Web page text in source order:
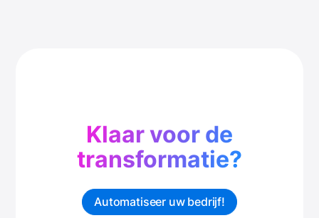
Klaar voor de
transformatie?
Automatiseer uw bedrijf!